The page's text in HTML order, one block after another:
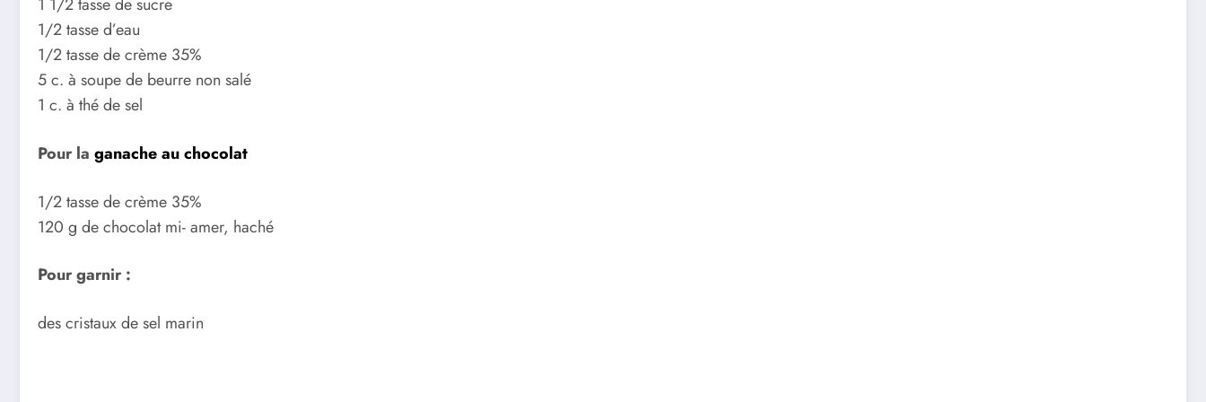
1 1/2 tasse de sucre
1/2 tasse d’eau
1/2 tasse de crème 35%
5 c. à soupe de beurre non salé
1 c. à thé de sel
Pour la ganache au chocolat
1/2 tasse de crème 35%
120 g de chocolat mi- amer, haché
Pour garnir :
des cristaux de sel marin